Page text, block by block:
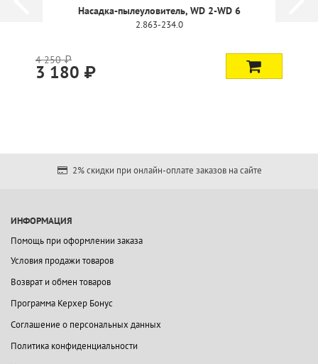
Насадка-пылеуловитель, WD 2-WD 6
2.863-234.0
4 250 ₽
3 180 ₽
2% скидки при онлайн-оплате заказов на сайте
ИНФОРМАЦИЯ
Помощь при оформлении заказа
Условия продажи товаров
Возврат и обмен товаров
Программа Керхер Бонус
Соглашение о персональных данных
Политика конфиденциальности